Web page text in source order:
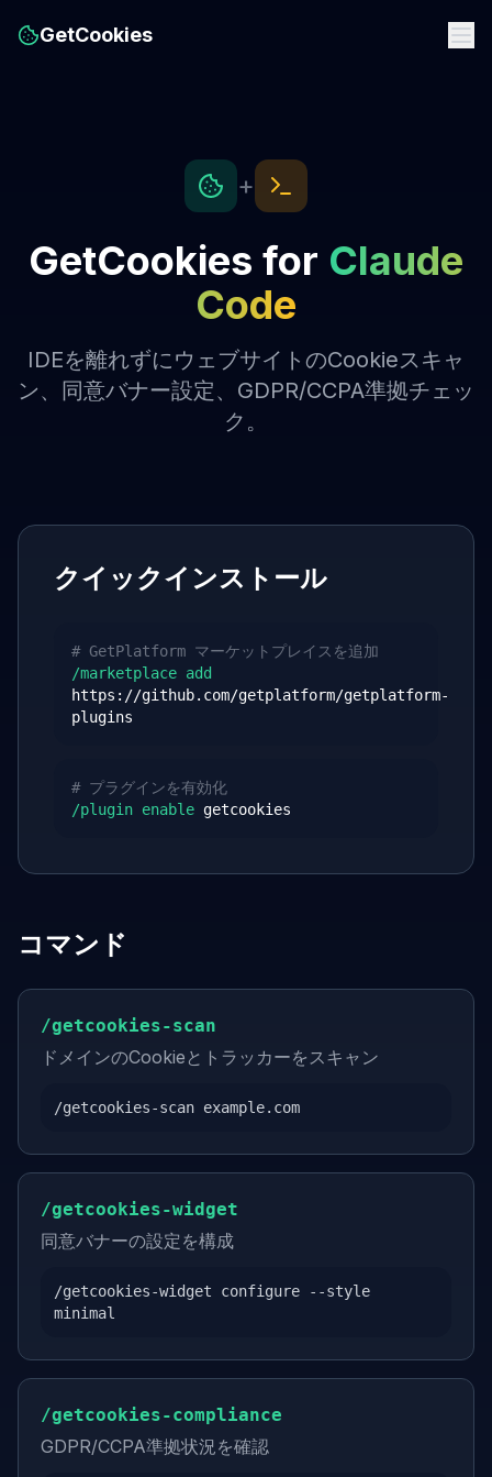
GetCookies
+
GetCookies for Claude
Code
IDEを離れずにウェブサイトのCookieスキャ
ン、同意バナー設定、GDPR/CCPA準拠チェッ
ク。
クイックインストール
# GetPlatform マーケットプレイスを追加
/marketplace add
https://github.com/getplatform/getplatform-
plugins
# プラグインを有効化
/plugin enable getcookies
コマンド
/getcookies-scan
ドメインのCookieとトラッカーをスキャン
/getcookies-scan example.com
/getcookies-widget
同意バナーの設定を構成
/getcookies-widget configure --style
minimal
/getcookies-compliance
GDPR/CCPA準拠状況を確認